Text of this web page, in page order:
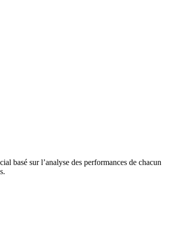
basé sur l’analyse des performances de chacun